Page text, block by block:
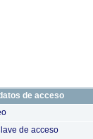
de acceso
de acceso